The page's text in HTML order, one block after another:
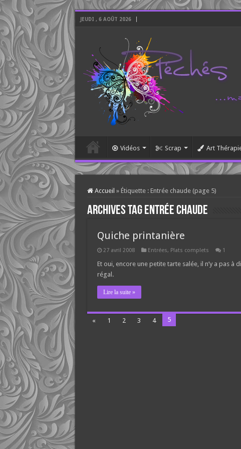
JEUDI , 6 AOÛT 2026
Vidéos Scrap Art
Accueil » Étiquette : Entrée chaude(page 5)
Archives tagEntrée chaude
Quiche printanière
27 avril 2008 Entrées, Plats complets 1
Et oui, encore une petite tarte salée, il n’y a pas
régal.
Lire la suite »
« 1 2 3 4 5